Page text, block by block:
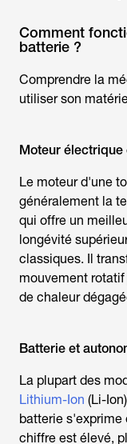
Comment
batterie ?
Comprendre la
utiliser son
Moteur
Le moteur d'une
généralement la
qui offre un
longévité
classiques. Il
mouvement
de chaleur
Batterie et
La plupart des
Lithium-Ion (Li-
batterie s'exprime
chiffre est élevé,